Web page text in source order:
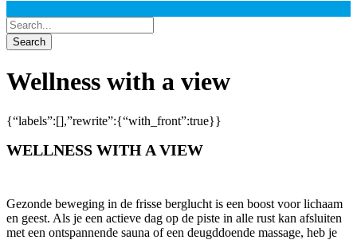
Wellness with a view
{“labels”:[],”rewrite”:{“with_front”:true}}
WELLNESS WITH A VIEW
Gezonde beweging in de frisse berglucht is een boost voor lichaam
en geest. Als je een actieve dag op de piste in alle rust kan afsluiten
met een ontspannende sauna of een deugddoende massage, heb je